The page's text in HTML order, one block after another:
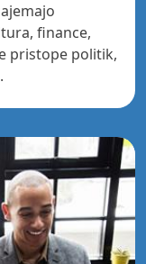
finance,
pristope politik,